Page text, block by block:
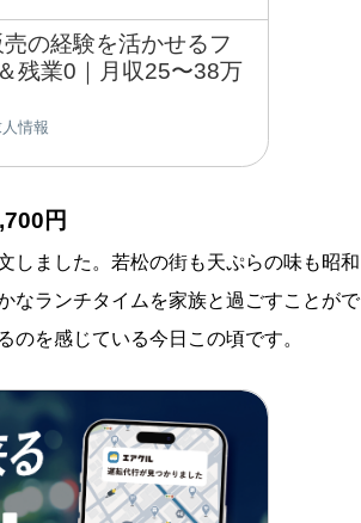
の経験を活かせるフ
残業0｜月収25〜38万
情報
円
ました。若松の街も天ぷらの味も昭
なランチタイムを家族と過ごすことが
のを感じている今日この頃です。